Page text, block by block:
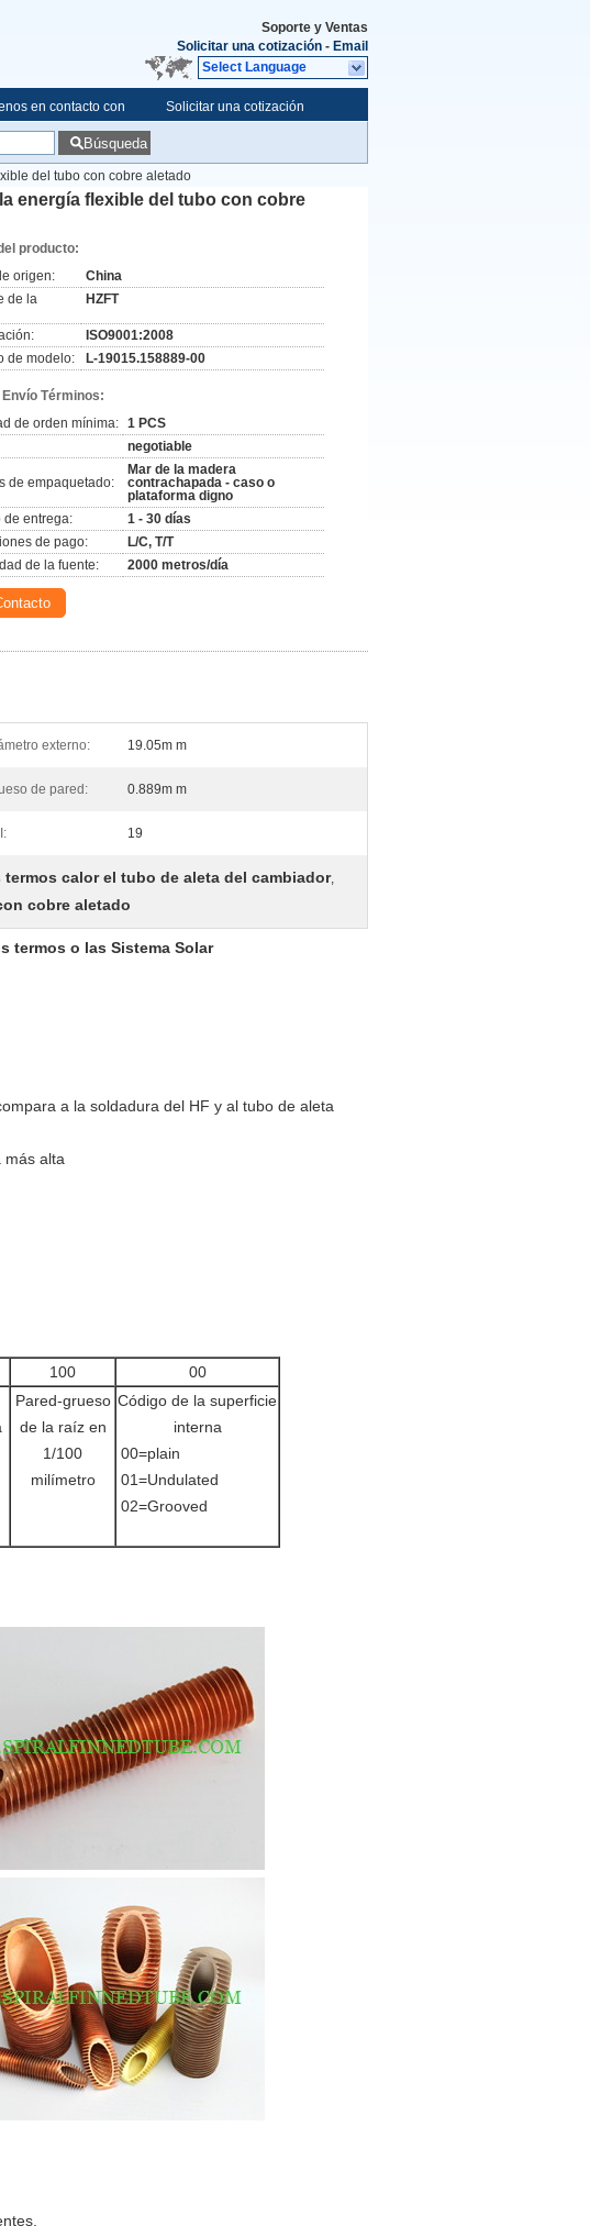
Soporte y Ventas
Solicitar una cotización - Email
Select Language
en contacto con Solicitar una cotización
Búsqueda
del tubo con cobre aletado
energía flexible del tubo con cobre
producto:
origen:
China
de la
HZFT
ISO9001:2008
de modelo:
L-19015.158889-00
Envío Términos:
de orden mínima: 1 PCS
negotiable
de empaquetado:
Mar de la madera
contrachapada - caso o
plataforma digno
de entrega:
1 - 30 días
de pago:
L/C, T/T
de la fuente:
2000 metros/día
externo: 19.05m m
de pared: 0.889m m
19
termos calor el tubo de aleta del cambiador,
cobre aletado
termos o las Sistema Solar
a la soldadura del HF y al tubo de aleta
más alta
100
00
Pared-grueso
de la raíz en
1/100
milímetro
Código de la superficie
interna
00=plain
01=Undulated
02=Grooved